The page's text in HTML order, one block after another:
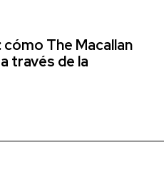
The Macallan
través de la